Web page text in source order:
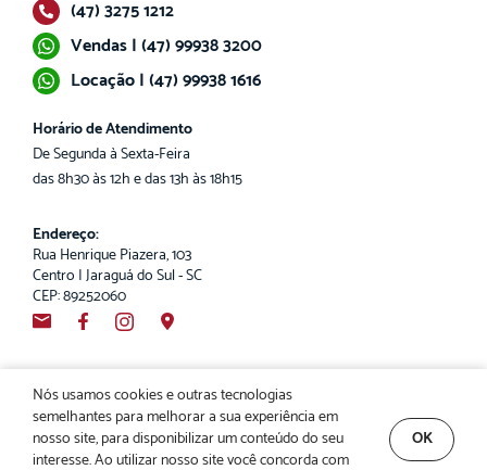
Nós usamos cookies e outras tecnologias
semelhantes para melhorar a sua experiência em
nosso site, para disponibilizar um conteúdo do seu
interesse. Ao utilizar nosso site você concorda com
OK
(47) 3275 1212
Vendas | (47) 99938 3200
Locação | (47) 99938 1616
Horário de Atendimento
De Segunda à Sexta-Feira
das 8h30 às 12h e das 13h às 18h15
Endereço:
Rua Henrique Piazera, 103
Centro | Jaraguá do Sul - SC
CEP: 89252060
Poder Imóveis. CRECI 2932-J. Copyright© 2026. Todos os direitos reservados.